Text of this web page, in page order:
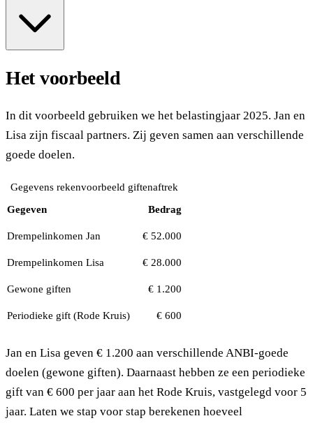
Het voorbeeld
In dit voorbeeld gebruiken we het belastingjaar 2025. Jan en
Lisa zijn fiscaal partners. Zij geven samen aan verschillende
goede doelen.
Gegevens rekenvoorbeeld giftenaftrek
Gegeven
Bedrag
Drempelinkomen Jan € 52.000
Drempelinkomen Lisa € 28.000
Gewone giften € 1.200
Periodieke gift (Rode Kruis) € 600
Jan en Lisa geven € 1.200 aan verschillende ANBI-goede
doelen (gewone giften). Daarnaast hebben ze een periodieke
gift van € 600 per jaar aan het Rode Kruis, vastgelegd voor 5
jaar. Laten we stap voor stap berekenen hoeveel